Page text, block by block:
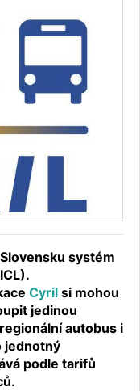
systém
Cyril si mohou
jedinou
autobus i
jednotný
podle tarifů